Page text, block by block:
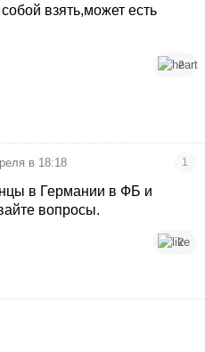
взять,может есть
2
в 18:18 1
в Германии в ФБ и
вопросы.
2